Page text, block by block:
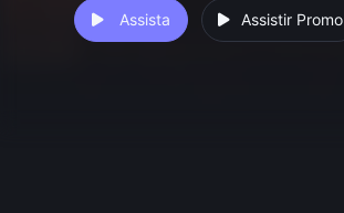
Assista Assistir Promo